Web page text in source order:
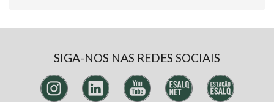
SIGA-NOS NAS REDES SOCIAIS